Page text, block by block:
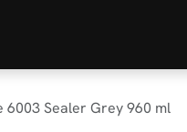
6003 Sealer Grey 960 ml